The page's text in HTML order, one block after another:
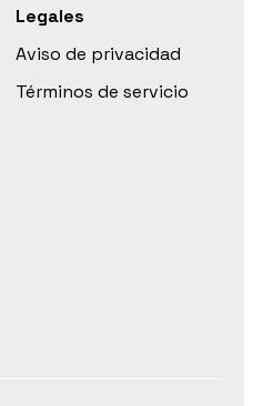
Legales
Aviso de privacidad
Términos de servicio